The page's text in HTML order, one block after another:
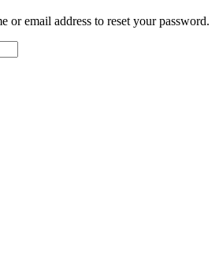
or email address to reset your password.